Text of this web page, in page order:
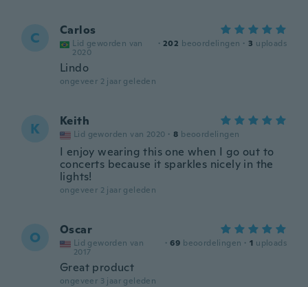
C Carlos
Lid geworden van
2020
· 202 beoordelingen · 3 uploads
Lindo
ongeveer 2 jaar geleden
K Keith
Lid geworden van 2020 · 8 beoordelingen
I enjoy wearing this one when I go out to
concerts because it sparkles nicely in the
lights!
ongeveer 2 jaar geleden
O Oscar
Lid geworden van
2017
· 69 beoordelingen · 1 uploads
Great product
ongeveer 3 jaar geleden